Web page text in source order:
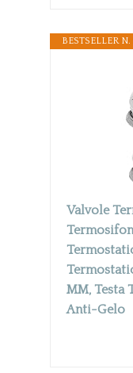
BESTSELLER N.
Valvole
MM, Testa
Anti-Gelo